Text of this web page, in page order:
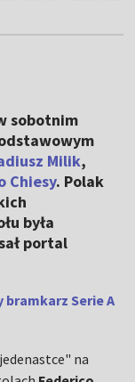
sobotnim
Milik,
Chiesy. Polak
była
portal
bramkarz Serie A
na